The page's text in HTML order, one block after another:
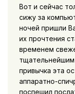
Вот и сейчас
сижу за
ночей пришли
их прочтения
временем
привычка эта
аппаратно-
поспешил